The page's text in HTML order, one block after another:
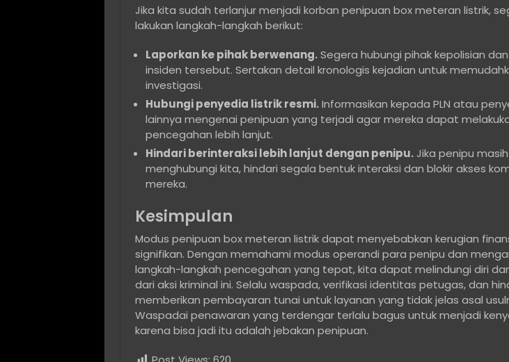
Jika kita sudah terlanjur menjadi korban penipuan box meteran listrik,
lakukan langkah-langkah berikut:
Laporkan ke pihak berwenang.Segera hubungi pihak kepolisian
insiden tersebut. Sertakan detail kronologis kejadian untuk
investigasi.
Hubungi penyedia listrik resmi.Informasikan kepada PLN atau
lainnya mengenai penipuan yang terjadi agar mereka dapat
pencegahan lebih lanjut.
Hindari berinteraksi lebih lanjut dengan penipu.Jika penipu
menghubungi kita, hindari segala bentuk interaksi dan blokir akses
mereka.
Kesimpulan
Modus penipuan box meteran listrik dapat menyebabkan kerugian
signifikan. Dengan memahami modus operandi para penipu dan
langkah-langkah pencegahan yang tepat, kita dapat melindungi diri
dari aksi kriminal ini. Selalu waspada, verifikasi identitas petugas, dan
memberikan pembayaran tunai untuk layanan yang tidak jelas asal
Waspadai penawaran yang terdengar terlalu bagus untuk menjadi
karena bisa jadi itu adalah jebakan penipuan.